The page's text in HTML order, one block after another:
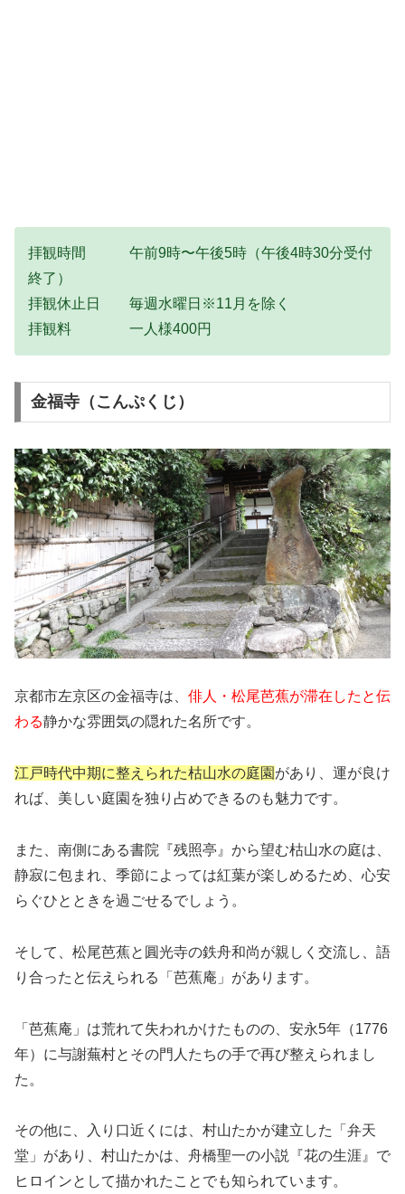
拝観時間 午前9時〜午後5時（午後4時30分受付
終了）
拝観休止日 毎週水曜日※11月を除く
拝観料 一人様400円
金福寺（こんぷくじ）
京都市左京区の金福寺は、 俳人・松尾芭蕉が滞在したと伝
わる静かな雰囲気の隠れた名所です。
江戸時代中期に整えられた枯山水の庭園 があり、運が良け
れば、美しい庭園を独り占めできるのも魅力です。
また、南側にある書院『残照亭』から望む枯山水の庭は、
静寂に包まれ、季節によっては紅葉が楽しめるため、心安
らぐひとときを過ごせるでしょう。
そして、松尾芭蕉と圓光寺の鉄舟和尚が親しく交流し、語
り合ったと伝えられる「芭蕉庵」があります。
「芭蕉庵」は荒れて失われかけたものの、安永5年（1776
年）に与謝蕪村とその門人たちの手で再び整えられまし
た。
その他に、入り口近くには、村山たかが建立した「弁天
堂」があり、村山たかは、舟橋聖一の小説『花の生涯』で
ヒロインとして描かれたことでも知られています。